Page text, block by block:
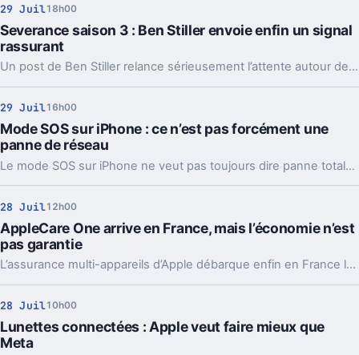
29 Juil18h00
Severance saison 3 : Ben Stiller envoie enfin un signal
rassurant
Un post de Ben Stiller relance sérieusement l’attente autour de Severance. Et il suggère surtout une chose clé pour la suite du final de la saison 2.
29 Juil16h00
Mode SOS sur iPhone : ce n’est pas forcément une
panne de réseau
Le mode SOS sur iPhone ne veut pas toujours dire panne totale. Réseau, SIM, roaming, mises à jour, plusieurs vérifications peuvent suffire.
28 Juil12h00
AppleCare One arrive en France, mais l’économie n’est
pas garantie
L’assurance multi-appareils d’Apple débarque enfin en France le 4 août. Bonne pioche sur le papier, mais pas pour tous les setups.
28 Juil10h00
Lunettes connectées : Apple veut faire mieux que
Meta